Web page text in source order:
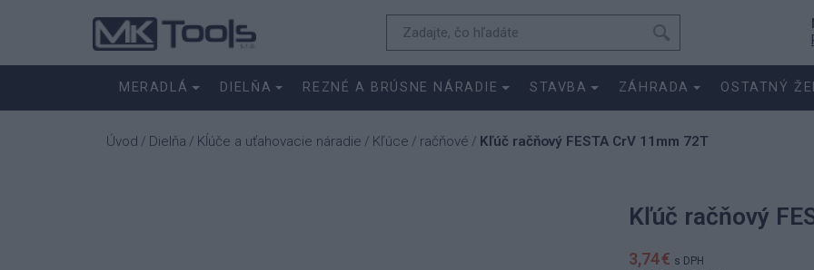
MERADLÁ DIELŇA REZNÉ A BRÚSNE NÁRADIE STAVBA ZÁHRADA OSTATNÝ
Úvod / Dielňa / Kĺúče a uťahovacie náradie / Kľúce / račňové / Kľúč račňový FESTA CrV 11mm 72T
Kľúč račňový
3,74 € s DPH